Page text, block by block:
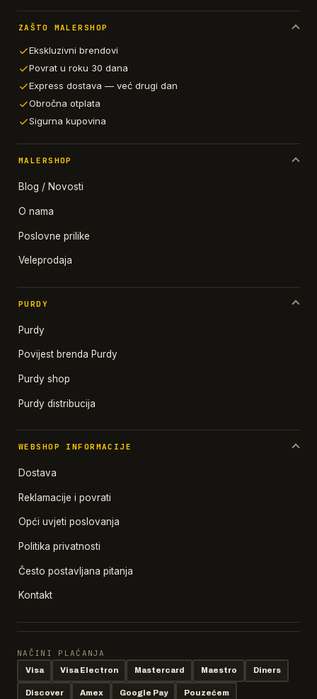
ZAŠTO MALERSHOP
Ekskluzivni brendovi
Povrat u roku 30 dana
Express dostava — već drugi dan
Obročna otplata
Sigurna kupovina
MALERSHOP
Blog / Novosti
O nama
Poslovne prilike
Veleprodaja
PURDY
Purdy
Povijest brenda Purdy
Purdy shop
Purdy distribucija
WEBSHOP INFORMACIJE
Dostava
Reklamacije i povrati
Opći uvjeti poslovanja
Politika privatnosti
Često postavljana pitanja
Kontakt
NAČINI PLAĆANJA
Visa Visa Electron Mastercard Maestro Diners
Discover Amex Google Pay Pouzećem